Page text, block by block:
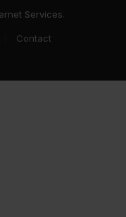
Services.
Contact